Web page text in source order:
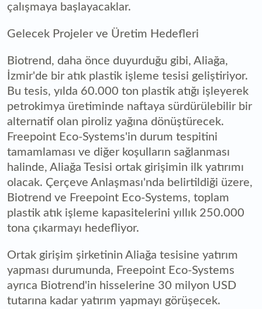
çalışmaya başlayacaklar.
Gelecek Projeler ve Üretim Hedefleri
Biotrend, daha önce duyurduğu gibi, Aliağa,
İzmir'de bir atık plastik işleme tesisi geliştiriyor.
Bu tesis, yılda 60.000 ton plastik atığı işleyerek
petrokimya üretiminde naftaya sürdürülebilir bir
alternatif olan piroliz yağına dönüştürecek.
Freepoint Eco-Systems'in durum tespitini
tamamlaması ve diğer koşulların sağlanması
halinde, Aliağa Tesisi ortak girişimin ilk yatırımı
olacak. Çerçeve Anlaşması'nda belirtildiği üzere,
Biotrend ve Freepoint Eco-Systems, toplam
plastik atık işleme kapasitelerini yıllık 250.000
tona çıkarmayı hedefliyor.
Ortak girişim şirketinin Aliağa tesisine yatırım
yapması durumunda, Freepoint Eco-Systems
ayrıca Biotrend'in hisselerine 30 milyon USD
tutarına kadar yatırım yapmayı görüşecek.